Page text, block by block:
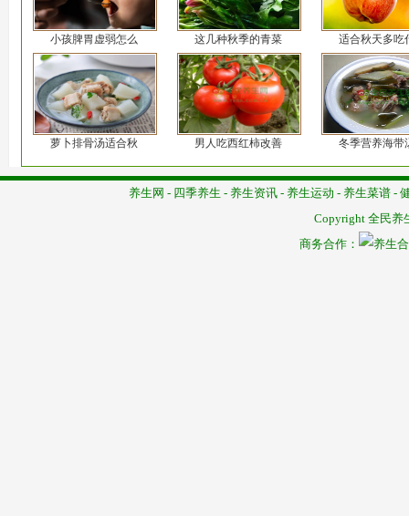
小孩脾胃虚弱怎么 这几种秋季的青菜 适合秋天多吃
萝卜排骨汤适合秋 男人吃西红柿改善 冬季营养海带
养生网 - 四季养生 - 养生资讯 - 养生运动 - 养生菜谱 -
Copyright 全民养
商务合作：